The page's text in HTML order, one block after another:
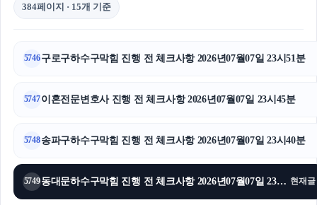
수원형사변호사
서울성범죄변호사
384페이지 · 15개 기준
5746구로구하수구막힘 진행 전 체크사항 2026년07월07일 23시51분
5747이혼전문변호사 진행 전 체크사항 2026년07월07일 23시45분
5748송파구하수구막힘 진행 전 체크사항 2026년07월07일 23시40분
5749 동대문하수구막힘 진행 전 체크사항 2026년07월07일 23시34분 현재글